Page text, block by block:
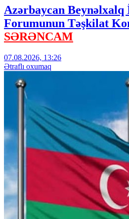
Azərbaycan Beynəlxalq
Forumunun Təşkilat
SƏRƏNCAM
07.08.2026, 13:26
Ətraflı oxumaq